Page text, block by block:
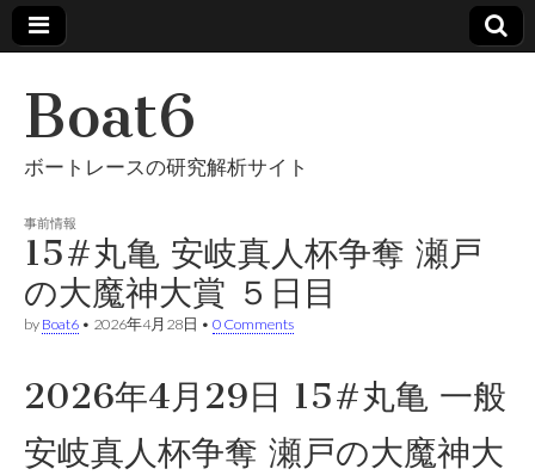
Boat6
ボートレースの研究解析サイト
事前情報
15#丸亀 安岐真人杯争奪 瀬戸
の大魔神大賞 ５日目
by Boat6 • 2026年4月28日 • 0 Comments
2026年4月29日 15#丸亀 一般
安岐真人杯争奪 瀬戸の大魔神大